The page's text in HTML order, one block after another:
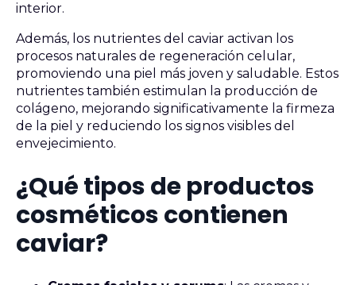
interior.
Además, los nutrientes del caviar activan los
procesos naturales de regeneración celular,
promoviendo una piel más joven y saludable. Estos
nutrientes también estimulan la producción de
colágeno, mejorando significativamente la firmeza
de la piel y reduciendo los signos visibles del
envejecimiento.
¿Qué tipos de productos
cosméticos contienen
caviar?